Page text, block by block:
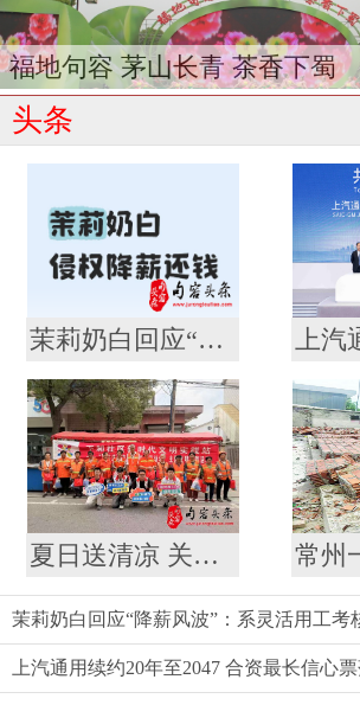
句容圆梦行动颁奖仪式
头条
茉莉奶白回应“降薪风波”：系灵活用工考核调整，与侵权案无关
夏日送清凉 关怀沁人心